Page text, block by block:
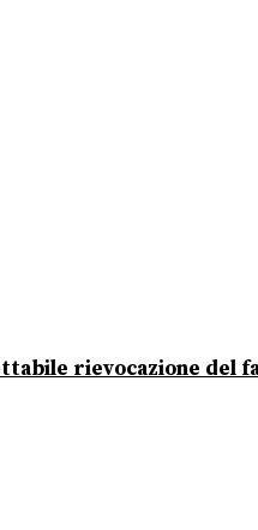
rievocazione del